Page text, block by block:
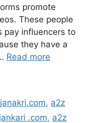
promote
These people
pay influencers to
they have a
Read more
, a2z
.com, a2z